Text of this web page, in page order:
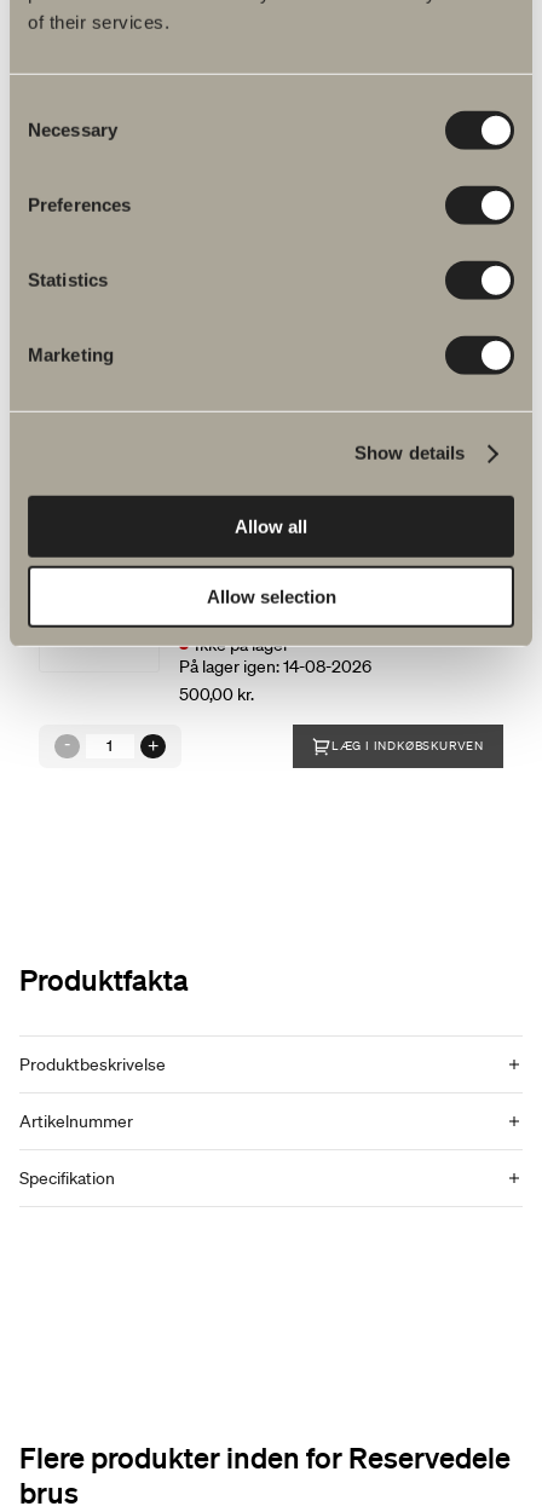
of their services.
Selection
Necessary
Preferences
Statistics
Marketing
Show details
Allow all
Allow selection
Skoga skruepose Skoga dør, mat
LÆG I INDKØBSKURVEN
Skoga skruepose Skoga dør, blank
Skoga skruepose Skoga dør,
blyantssort
Ikke på lager
På lager igen: 14-08-2026
500,00 kr.
LÆG I INDKØBSKURVEN
Produktfakta
Produktbeskrivelse
Artikelnummer
Specifikation
Flere produkter inden for Reservedele
brus